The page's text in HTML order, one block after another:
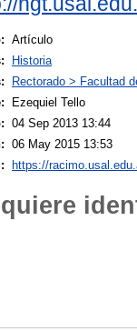
Artículo
Historia
Rectorado > Facultad
Ezequiel Tello
04 Sep 2013 13:44
06 May 2015 13:53
https://